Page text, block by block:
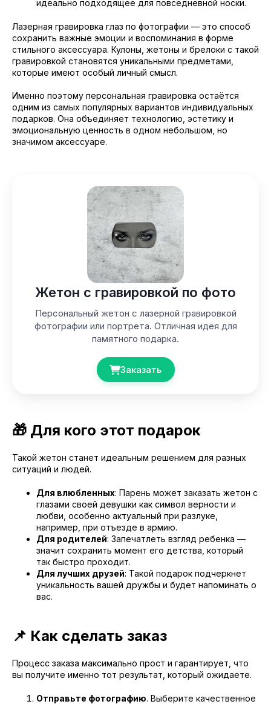
идеально подходящее для повседневной носки.
Лазерная гравировка глаз по фотографии — это способ
сохранить важные эмоции и воспоминания в форме
стильного аксессуара. Кулоны, жетоны и брелоки с такой
гравировкой становятся уникальными предметами,
которые имеют особый личный смысл.
Именно поэтому персональная гравировка остаётся
одним из самых популярных вариантов индивидуальных
подарков. Она объединяет технологию, эстетику и
эмоциональную ценность в одном небольшом, но
значимом аксессуаре.
Жетон с гравировкой по фото
Персональный жетон с лазерной гравировкой
фотографии или портрета. Отличная идея для
памятного подарка.
Заказать
🎁 Для кого этот подарок
Такой жетон станет идеальным решением для разных
ситуаций и людей.
Для влюбленных: Парень может заказать жетон с
глазами своей девушки как символ верности и
любви, особенно актуальный при разлуке,
например, при отъезде в армию.
Для родителей: Запечатлеть взгляд ребенка —
значит сохранить момент его детства, который
так быстро проходит.
Для лучших друзей: Такой подарок подчеркнет
уникальность вашей дружбы и будет напоминать о
вас.
📌 Как сделать заказ
Процесс заказа максимально прост и гарантирует, что
вы получите именно тот результат, который ожидаете.
Отправьте фотографию. Выберите качественное